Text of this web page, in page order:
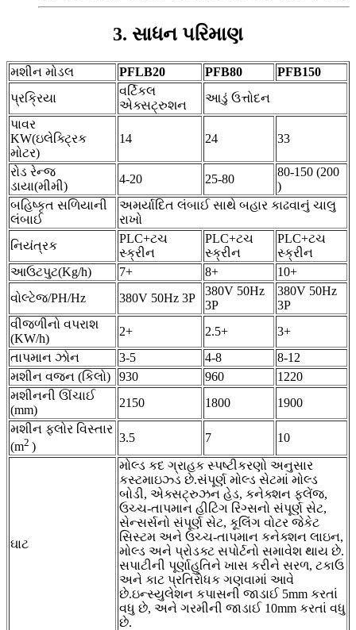
3. સાધન પરિમાણ
મશીન મોડલ PFLB20 PFB80
PFB150
પ્રક્રિયા
વર્ટિકલ
એક્સટ્રુશન
આડું ઉત્તોદન
પાવર
KW(ઇલેક્ટ્રિક
મોટર)
14 24 33
રોડ રેન્જ
ડાયા(મીમી)
4-20 25-80
80-150 (200
)
બહિષ્કૃત સળિયાની
લંબાઈ
અમર્યાદિત લંબાઈ સાથે બહાર કાઢવાનું ચાલુ
રાખો
નિયંત્રક
PLC+ટચ
સ્ક્રીન
PLC+ટચ
સ્ક્રીન
PLC+ટચ
સ્ક્રીન
આઉટપુટ(Kg/h)
7+ 8+
10+
વોલ્ટેજ/PH/Hz
380V 50Hz 3P
380V 50Hz
3P
380V 50Hz
3P
વીજળીનો વપરાશ
(KW/h)
2+ 2.5+
3+
તાપમાન ઝોન
3-5 4-8
8-12
મશીન વજન (કિલો)
930 960
1220
મશીનની ઊંચાઈ
(mm)
2150 1800
1900
મશીન ફ્લોર વિસ્તાર
(m2 )
3.5 7 10
ઘાટ
મોલ્ડ કદ ગ્રાહક સ્પષ્ટીકરણો અનુસાર
કસ્ટમાઇઝ્ડ છે.સંપૂર્ણ મોલ્ડ સેટમાં મોલ્ડ
બોડી, એક્સટ્રુઝન હેડ, કનેક્શન ફ્લેંજ,
ઉચ્ચ-તાપમાન હીટિંગ રિંગ્સનો સંપૂર્ણ સેટ,
સેન્સર્સનો સંપૂર્ણ સેટ, કૂલિંગ વોટર જેકેટ
સિસ્ટમ અને ઉચ્ચ-તાપમાન કનેક્શન લાઇન,
મોલ્ડ અને પ્રોડક્ટ સપોર્ટનો સમાવેશ થાય છે.
સપાટીની પૂર્ણાહુતિને ખાસ કરીને સરળ, ટકાઉ
અને કાટ પ્રતિરોધક ગણવામાં આવે
છે.ઇન્સ્યુલેશન કપાસની જાડાઈ 5mm કરતાં
વધુ છે, અને ગરમીની જાડાઈ 10mm કરતાં વધુ
છે.